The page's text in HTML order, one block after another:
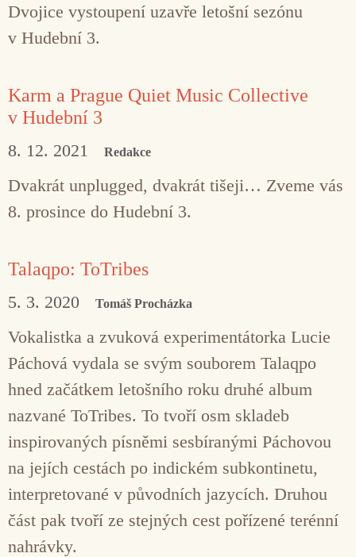
Dvojice vystoupení uzavře letošní sezónu
v Hudební 3.
Karm a Prague Quiet Music Collective
v Hudební 3
8. 12. 2021 Redakce
Dvakrát unplugged, dvakrát tišeji… Zveme vás
8. prosince do Hudební 3.
Talaqpo: ToTribes
5. 3. 2020 Tomáš Procházka
Vokalistka a zvuková experimentátorka Lucie
Páchová vydala se svým souborem Talaqpo
hned začátkem letošního roku druhé album
nazvané ToTribes. To tvoří osm skladeb
inspirovaných písněmi sesbíranými Páchovou
na jejích cestách po indickém subkontinetu,
interpretované v původních jazycích. Druhou
část pak tvoří ze stejných cest pořízené terénní
nahrávky.